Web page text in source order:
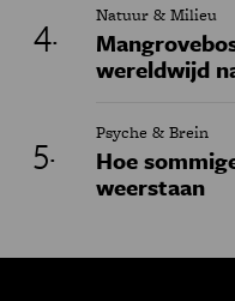
Natuur & Milieu
wereldwijd
Psyche & Brein
Hoe
weerstaan